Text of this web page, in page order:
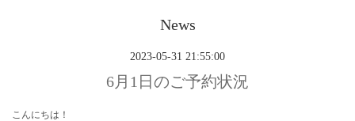
News
2023-05-31 21:55:00
6月1日のご予約状況
こんにちは！